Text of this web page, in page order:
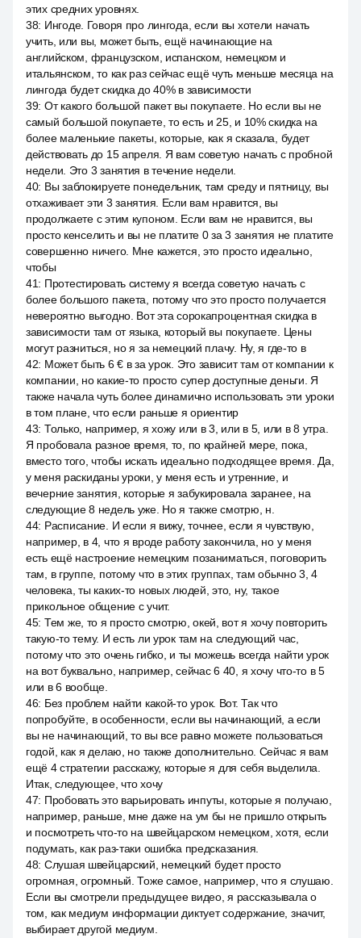
этих средних уровнях.
38: Ингоде. Говоря про лингода, если вы хотели начать
учить, или вы, может быть, ещё начинающие на
английском, французском, испанском, немецком и
итальянском, то как раз сейчас ещё чуть меньше месяца на
лингода будет скидка до 40% в зависимости
39: От какого большой пакет вы покупаете. Но если вы не
самый большой покупаете, то есть и 25, и 10% скидка на
более маленькие пакеты, которые, как я сказала, будет
действовать до 15 апреля. Я вам советую начать с пробной
недели. Это 3 занятия в течение недели.
40: Вы заблокируете понедельник, там среду и пятницу, вы
отхаживает эти 3 занятия. Если вам нравится, вы
продолжаете с этим купоном. Если вам не нравится, вы
просто кенселить и вы не платите 0 за 3 занятия не платите
совершенно ничего. Мне кажется, это просто идеально,
чтобы
41: Протестировать систему я всегда советую начать с
более большого пакета, потому что это просто получается
невероятно выгодно. Вот эта сорокапроцентная скидка в
зависимости там от языка, который вы покупаете. Цены
могут разниться, но я за немецкий плачу. Ну, я где-то в
42: Может быть 6 € в за урок. Это зависит там от компании к
компании, но какие-то просто супер доступные деньги. Я
также начала чуть более динамично использовать эти уроки
в том плане, что если раньше я ориентир
43: Только, например, я хожу или в 3, или в 5, или в 8 утра.
Я пробовала разное время, то, по крайней мере, пока,
вместо того, чтобы искать идеально подходящее время. Да,
у меня раскиданы уроки, у меня есть и утренние, и
вечерние занятия, которые я забукировала заранее, на
следующие 8 недель уже. Но я также смотрю, н.
44: Расписание. И если я вижу, точнее, если я чувствую,
например, в 4, что я вроде работу закончила, но у меня
есть ещё настроение немецким позаниматься, поговорить
там, в группе, потому что в этих группах, там обычно 3, 4
человека, ты каких-то новых людей, это, ну, такое
прикольное общение с учит.
45: Тем же, то я просто смотрю, окей, вот я хочу повторить
такую-то тему. И есть ли урок там на следующий час,
потому что это очень гибко, и ты можешь всегда найти урок
на вот буквально, например, сейчас 6 40, я хочу что-то в 5
или в 6 вообще.
46: Без проблем найти какой-то урок. Вот. Так что
попробуйте, в особенности, если вы начинающий, а если
вы не начинающий, то вы все равно можете пользоваться
годой, как я делаю, но также дополнительно. Сейчас я вам
ещё 4 стратегии расскажу, которые я для себя выделила.
Итак, следующее, что хочу
47: Пробовать это варьировать инпуты, которые я получаю,
например, раньше, мне даже на ум бы не пришло открыть
и посмотреть что-то на швейцарском немецком, хотя, если
подумать, как раз-таки ошибка предсказания.
48: Слушая швейцарский, немецкий будет просто
огромная, огромный. Тоже самое, например, что я слушаю.
Если вы смотрели предыдущее видео, я рассказывала о
том, как медиум информации диктует содержание, значит,
выбирает другой медиум.